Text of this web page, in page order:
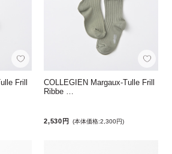
Frill
COLLEGIEN Margaux-Tulle Frill
Ribbe …
2,530円 (本体価格:2,300円)